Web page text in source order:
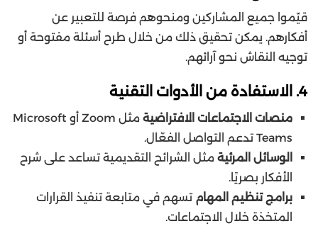
قيّموا جميع المشاركين ومنحوهم فرصة للتعبير عن
أفكارهم. يمكن تحقيق ذلك من خلال طرح أسئلة مفتوحة أو
توجيه النقاش نحو آرائهم.
4. الاستفادة من الأدوات التقنية
منصات الاجتماعات الافتراضية
مثل Zoom أو Microsoft
Teams تدعم التواصل الفعّال.
الوسائل المرئيةمثل الشرائح التقديمية تساعد على شرح
الأفكار بصريًا.
برامج تنظيم المهام تسهم في متابعة تنفيذ القرارات
المتخذة خلال الاجتماعات.